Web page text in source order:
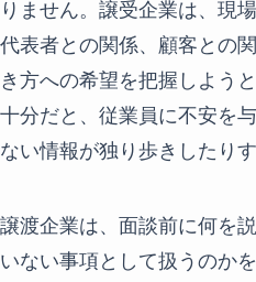
りません。譲受企業は、現
代表者との関係、顧客との
き方への希望を把握しよう
十分だと、従業員に不安を
ない情報が独り歩きしたり
譲渡企業は、面談前に何を
いない事項として扱うのか